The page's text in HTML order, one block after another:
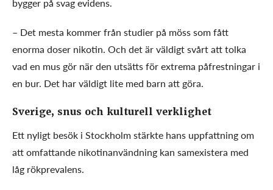
– Det mesta kommer från studier på möss som fått
enorma doser nikotin. Och det är väldigt svårt att tolka
vad en mus gör när den utsätts för extrema påfrestningar i
en bur. Det har väldigt lite med barn att göra.
Sverige, snus och kulturell verklighet
Ett nyligt besök i Stockholm stärkte hans uppfattning om
att omfattande nikotinanvändning kan samexistera med
låg rökprevalens.